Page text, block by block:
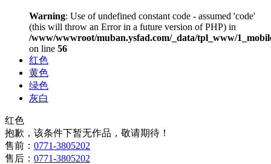
Warning: Use of undefined constant code - assumed 'code'
(this will throw an Error in a future version of PHP) in
/www/wwwroot/muban.ysfad.com/_data/tpl_www/
on line 56
红色
黄色
绿色
灰白
红色
抱歉，该条件下暂无作品，敬请期待！
售前： 0771-3805202
售后： 0771-3805202